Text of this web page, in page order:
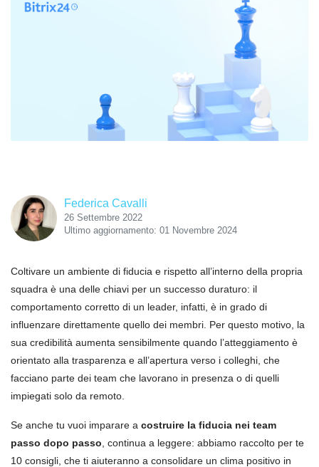
Federica Cavalli
26 Settembre 2022
Ultimo aggiornamento: 01 Novembre 2024
Coltivare un ambiente di fiducia e rispetto all’interno della propria
squadra è una delle chiavi per un successo duraturo: il
comportamento corretto di un leader, infatti, è in grado di
influenzare direttamente quello dei membri. Per questo motivo, la
sua credibilità aumenta sensibilmente quando l’atteggiamento è
orientato alla trasparenza e all’apertura verso i colleghi, che
facciano parte dei team che lavorano in presenza o di quelli
impiegati solo da remoto.
Se anche tu vuoi imparare a costruire la fiducia nei team
passo dopo passo , continua a leggere: abbiamo raccolto per te
10 consigli, che ti aiuteranno a consolidare un clima positivo in